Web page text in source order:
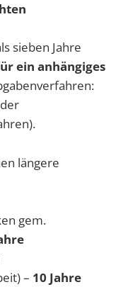
sieben Jahre
ein anhängiges
längere
gem.
– 10 Jahre